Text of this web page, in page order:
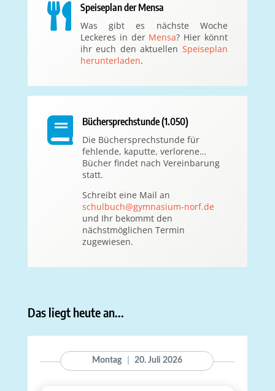
 Speiseplan der Mensa
Was gibt es nächste Woche
Leckeres in der Mensa? Hier könnt
ihr euch den aktuellen Speiseplan
herunterladen.
 Büchersprechstunde (1.050)
Die Büchersprechstunde für
fehlende, kaputte, verlorene…
Bücher findet nach Vereinbarung
statt.
Schreibt eine Mail an
schulbuch@gymnasium-norf.de
und Ihr bekommt den
nächstmöglichen Termin
zugewiesen.
Das liegt heute an...